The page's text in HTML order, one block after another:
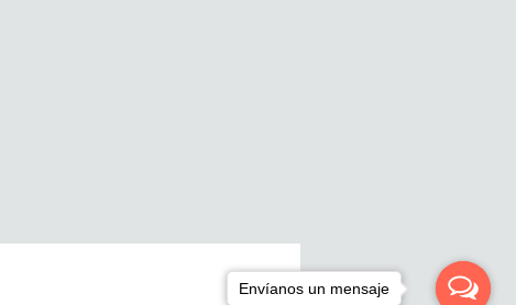
Envíanos un mensaje
Envíanos un mensaje